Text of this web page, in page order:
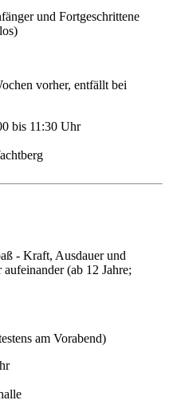
und Fortgeschrittene
vorher, entfällt bei
bis 11:30 Uhr
- Kraft, Ausdauer und
(ab 12 Jahre;
am Vorabend)